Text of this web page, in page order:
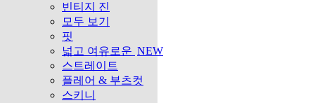
빈티지 진
모두 보기
핏
넓고 여유로운 NEW
스트레이트
플레어 & 부츠컷
스키니